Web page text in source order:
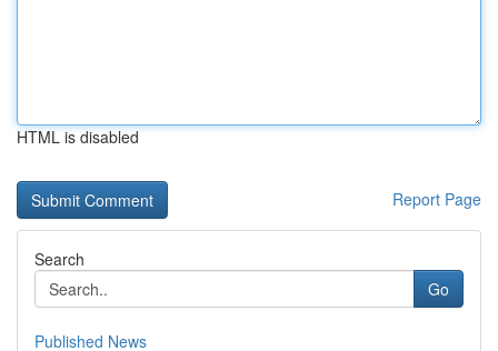
HTML is disabled
Report Page
Search
Go
Published News